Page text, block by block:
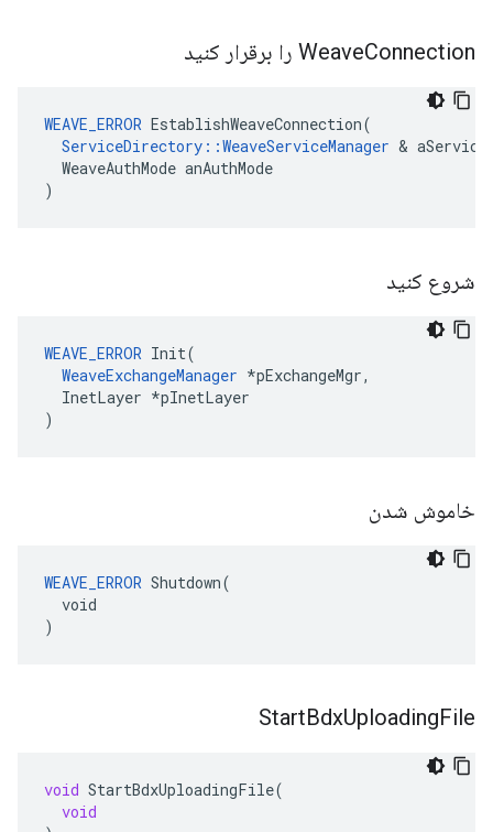
WeaveConnection را برقرار کنید
WEAVE_ERROR EstablishWeaveConnection(
ServiceDirectory::WeaveServiceManager &
  WeaveAuthMode anAuthMode
)
شروع کنید
WEAVE_ERROR Init(
WeaveExchangeManager *pExchangeMgr,
  InetLayer *pInetLayer
)
خاموش شدن
WEAVE_ERROR Shutdown(
  void
)
StartBdxUploadingFile
void StartBdxUploadingFile(
void